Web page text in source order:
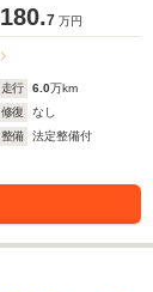
180.7 万円
走行 6.0万km
修復
なし
整備
法定整備付